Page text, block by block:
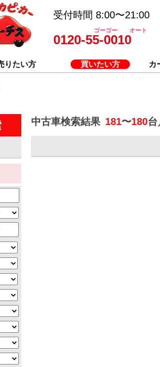
受付時間 8:00〜21:00
ゴーゴー オート
0120-55-0010
りたい方 買いたい方 カ
中古車検索結果 181〜180台